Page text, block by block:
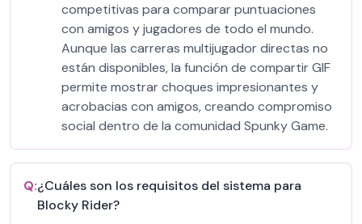
competitivas para comparar puntuaciones
con amigos y jugadores de todo el mundo.
Aunque las carreras multijugador directas no
están disponibles, la función de compartir GIF
permite mostrar choques impresionantes y
acrobacias con amigos, creando compromiso
social dentro de la comunidad Spunky Game.
Q:¿Cuáles son los requisitos del sistema para
Blocky Rider?